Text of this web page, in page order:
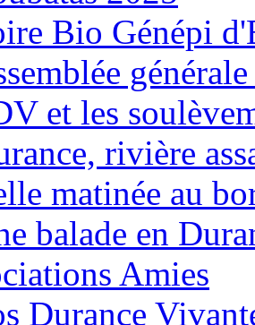
Bio Génépi
et les
rivière
matinée au
balade en
Amies
Durance